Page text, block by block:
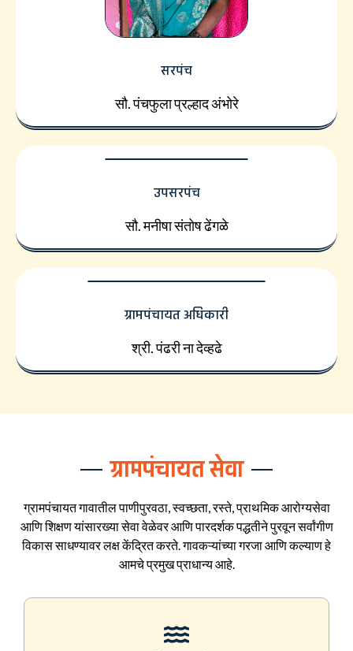
सरपंच
सौ. पंचफुला प्रल्हाद अंभोरे
उपसरपंच
सौ. मनीषा संतोष ढेंगळे
ग्रामपंचायत अधिकारी
श्री. पंढरी ना देव्हढे
ग्रामपंचायत सेवा
ग्रामपंचायत गावातील पाणीपुरवठा, स्वच्छता, रस्ते, प्राथमिक आरोग्यसेवा
आणि शिक्षण यांसारख्या सेवा वेळेवर आणि पारदर्शक पद्धतीने पुरवून सर्वांगीण
विकास साधण्यावर लक्ष केंद्रित करते. गावकऱ्यांच्या गरजा आणि कल्याण हे
आमचे प्रमुख प्राधान्य आहे.